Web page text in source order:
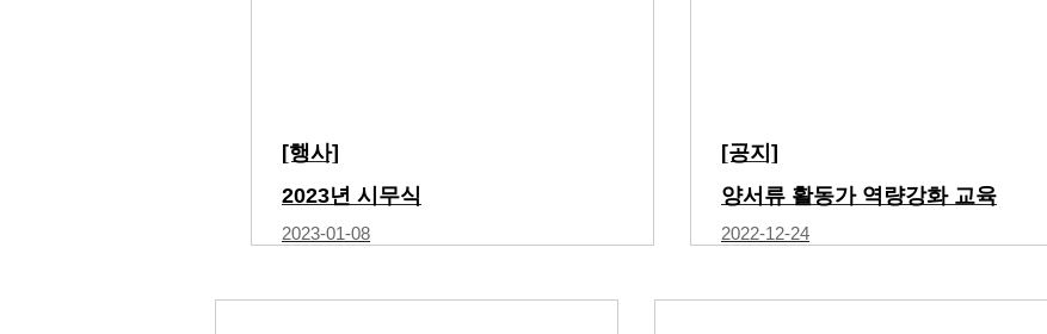
[행사]
2023년 시무식
2023-01-08
[공지]
양서류 활동가 역량강화 교육
2022-12-24